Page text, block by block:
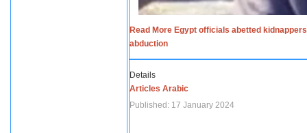
Read More Egypt officials abetted
abduction
Details
Articles Arabic
Published: 17 January 2024